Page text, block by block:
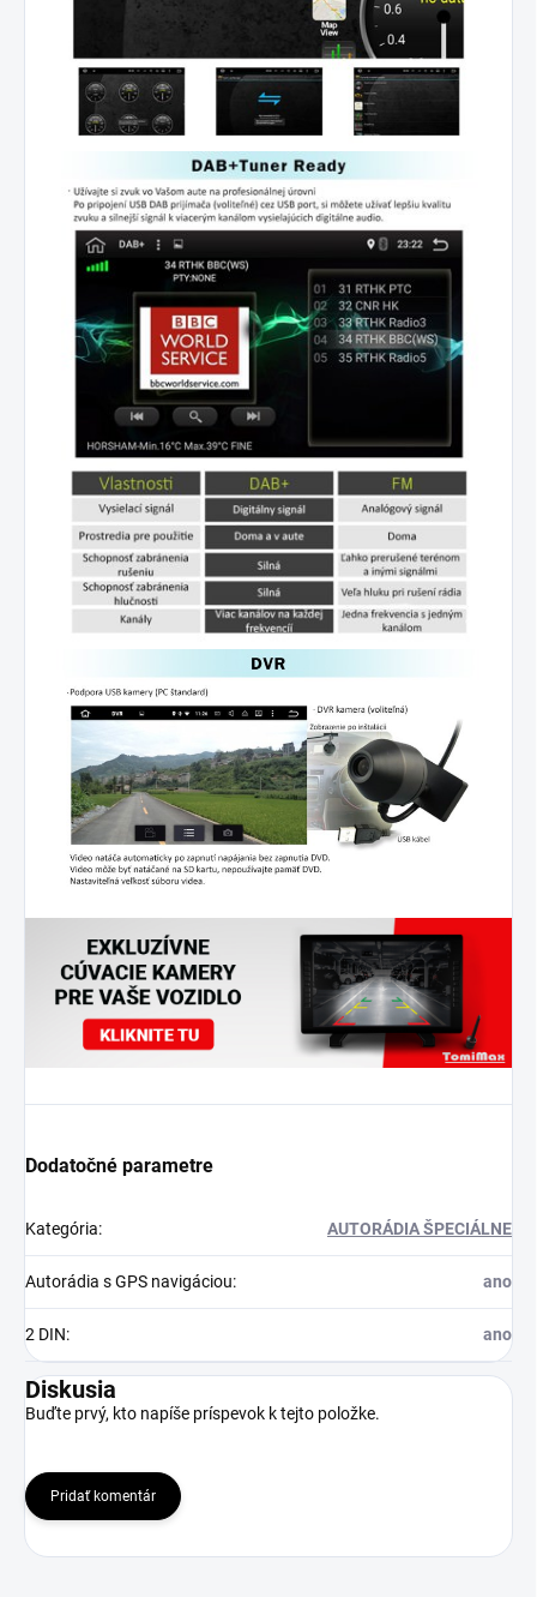
Dodatočné parametre
Kategória: AUTORÁDIA ŠPECIÁLNE
Autorádia s GPS navigáciou: ano
2 DIN: ano
Diskusia
Buďte prvý, kto napíše príspevok k tejto položke.
Pridať komentár